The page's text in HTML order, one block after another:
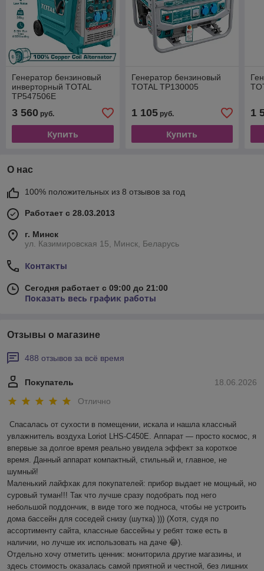
Генератор бензиновый
инверторный TOTAL
TP547506E
3 560 руб.
Купить
Генератор бензиновый
TOTAL TP130005
1 105руб.
Купить
1
О нас
100% положительных из 8 отзывов за год
Работает с 28.03.2013
г. Минск
ул. Казимировская 15, Минск, Беларусь
Контакты
Сегодня работает с 09:00 до 21:00
Показать весь график работы
Отзывы о магазине
488 отзывов за всё время
18.06.2026
Покупатель
Отлично
Спасалась от сухости в помещении, искала и нашла классный
увлажнитель воздуха Loriot LHS-C450E. Аппарат — просто космос, я
впервые за долгое время реально увидела эффект за короткое
время. Данный аппарат компактный, стильный и, главное, не
шумный!
Маленький лайфхак для покупателей: прибор выдает не мощный, но
суровый туман!!! Так что лучше сразу подобрать под него
небольшой поддончик, в виде того же подноса, чтобы не устроить
дома бассейн для соседей снизу (шутка) ))) (Хотя, судя по
ассортименту сайта, классные бассейны у ребят тоже есть в
наличии, но лучше их использовать на даче 😂).
Отдельно хочу отметить ценник: мониторила другие магазины, и
здесь стоимость оказалась самой приятной и честной, без лишних